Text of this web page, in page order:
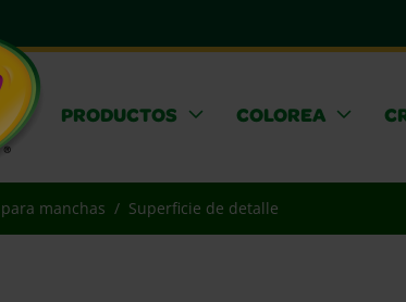
PRODUCTOS COLOREA
manchas Superficie de detalle